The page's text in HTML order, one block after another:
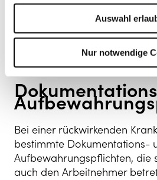
Auswahl
Nur notwendige
nur dann akzeptabel, wenn
feststellen kann, dass die
dem Arztbesuch bestand.
Arztkonsultation nach dem
Symptome ist wichtig.
Bei einer rückwirkenden
bestimmte Dokumentations-
Aufbewahrungspflichten, die
auch den Arbeitnehmer